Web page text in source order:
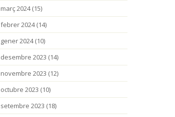
març 2024(15)
febrer 2024(14)
gener 2024(10)
desembre 2023 (14)
novembre 2023 (12)
octubre 2023 (10)
setembre 2023 (18)